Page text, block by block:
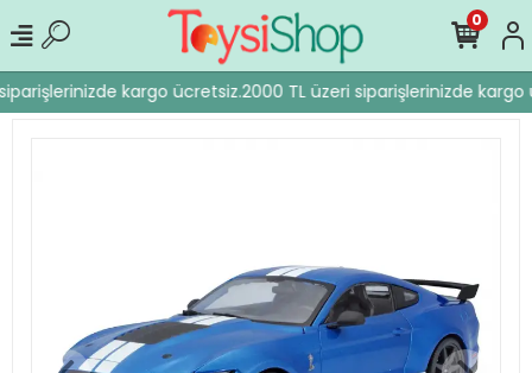
kargo ücretsiz.2000 TL üzeri siparişlerinizde kargo
0